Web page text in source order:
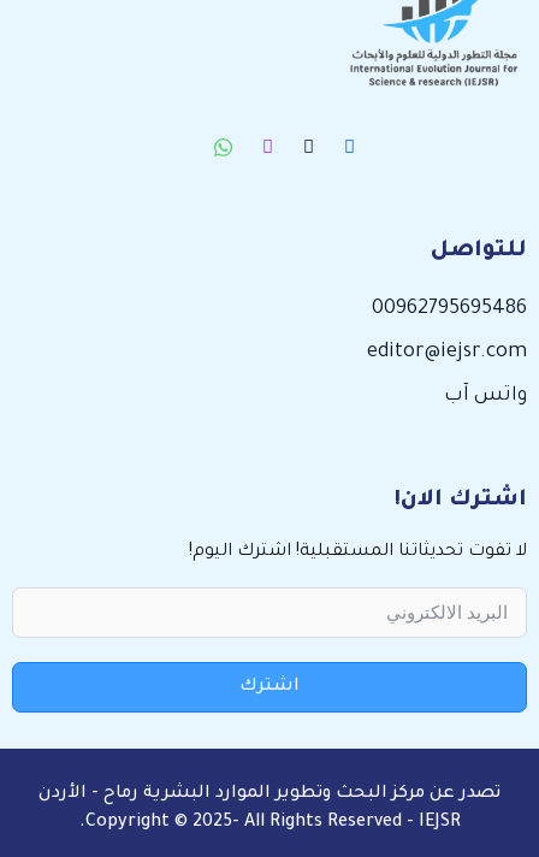
للتواصل
00962795695486
editor@iejsr.com
واتس آب
اشترك الان!
لا تفوت تحديثاتنا المستقبلية! اشترك اليوم!
اشترك
تصدر عن مركز البحث وتطوير الموارد البشرية رماح - الأردن
Copyright © 2025- All Rights Reserved - IEJSR.